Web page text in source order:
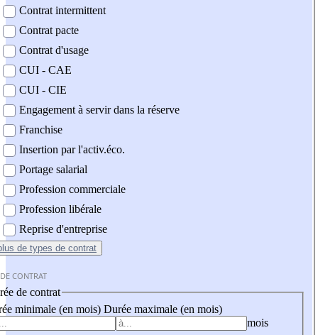
Contrat intermittent
Contrat pacte
Contrat d'usage
CUI - CAE
CUI - CIE
Engagement à servir dans la réserve
Franchise
Insertion par l'activ.éco.
Portage salarial
Profession commerciale
Profession libérale
Reprise d'entreprise
de types de contrat
CONTRAT
de contrat
minimale (en mois) Durée maximale (en mois)
mois